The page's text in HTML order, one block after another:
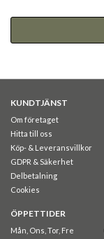
KUNDTJÄNST
Om företaget
Hitta till oss
Köp- & Leveransvillkor
GDPR & Säkerhet
Delbetalning
Cookies
ÖPPETTIDER
Mån, Ons, Tor, Fre